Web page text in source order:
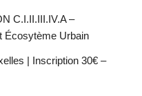
C.I.II.III.IV.A –
Écosytème Urbain
| Inscription 30€ –